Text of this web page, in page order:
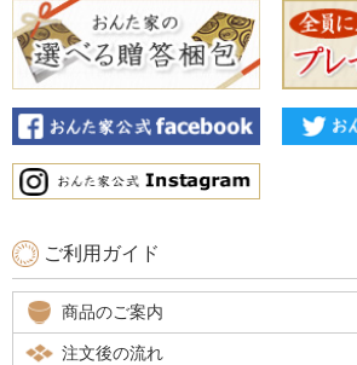
ご利用ガイド
商品のご案内
注文後の流れ